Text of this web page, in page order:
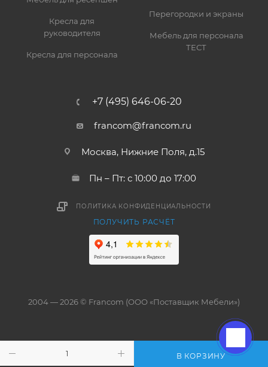
В КОРЗИНУ
Кресла для
руководителя
Кресла для персонала
Перегородки и экраны
Мебель для персонала
ТЕСТ
+7 (495) 646-06-20
francom@francom.ru
Москва, Нижние Поля, д.15
Пн – Пт: с 10:00 до 17:00
ПОЛИТИКА КОНФИДЕНЦИАЛЬНОСТИ
ПОЛУЧИТЬ РАСЧЁТ
2004 — 2026 © Francom (ООО «Поставщик Мебели»)